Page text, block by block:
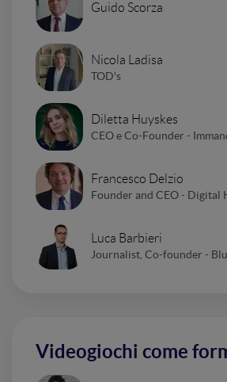
Guido Scorza
Nicola Ladisa
TOD's
Diletta Huyskes
CEO e Co-Founder -
Francesco Delzio
Founder and CEO - Digital
Luca Barbieri
Journalist, Co-founder -
Videogiochi come